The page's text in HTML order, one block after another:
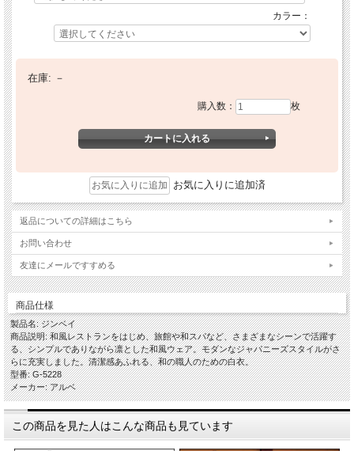
カラー：
在庫: －
購入数： 枚
お気に入りに追加済
返品についての詳細はこちら
お問い合わせ
友達にメールですすめる
商品仕様
製品名: ジンベイ
商品説明: 和風レストランをはじめ、旅館や和スパなど、さまざまなシーンで活躍す
る、シンプルでありながら凛とした和風ウェア。モダンなジャパニーズスタイルがさ
らに充実しました。清潔感あふれる、和の職人のための白衣。
型番: G-5228
メーカー: アルベ
この商品を見た人はこんな商品も見ています